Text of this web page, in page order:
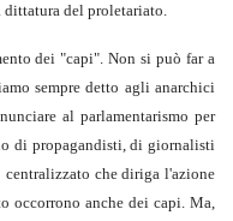
del proletariato.
dei "capi". Non si può far a
sempre detto agli anarchici
al parlamentarismo per
di propagandisti, di giornalisti
che diriga l'azione
occorrono anche dei capi. Ma,